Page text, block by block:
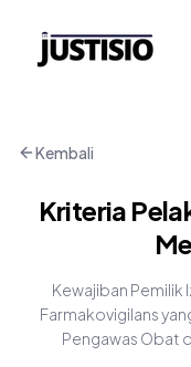
Kembali
Kriteria
Kewajiban Pemilik
Farmakovigilans
Pengawas Obat